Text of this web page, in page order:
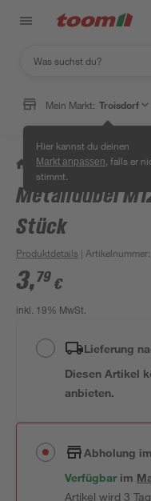
Mein Markt: Troisdorf
Hier kannst du deinen
Markt anpassen , falls er
stimmt.
/ Werkstatt & Maschinen
Metalldübel
Stück
Produktdetails | Artikelnummer:
3,79 €
inkl. 19% MwSt.
Lieferung
Diesen Artikel
anbieten.
Abholung
Verfügbar im
Artikel wird 3